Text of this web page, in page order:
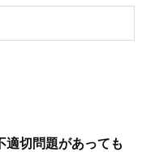
適切問題があっても